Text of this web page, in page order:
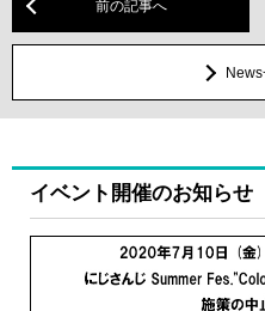
前の記事へ
イベント開催のお知らせ